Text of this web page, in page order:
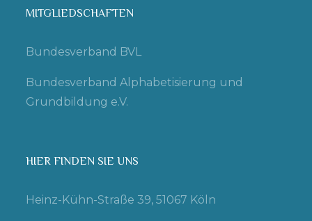
MITGLIEDSCHAFTEN
Bundesverband BVL
Bundesverband Alphabetisierung und
Grundbildung e.V.
HIER FINDEN SIE UNS
Heinz-Kühn-Straße 39, 51067 Köln